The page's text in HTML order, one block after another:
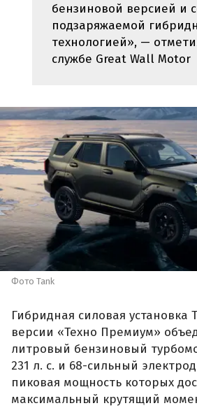
бензиновой версией и
подзаряжаемой
технологией», —
службе Great Wall Motor
Фото Tank
Гибридная силовая установка
версии «Техно Премиум»
литровый бензиновый
231 л. с. и 68-сильный
пиковая мощность которых
максимальный крутящий